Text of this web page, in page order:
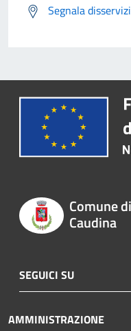
Segnala
Comune
Caudina
SEGUICI SU
AMMINISTRAZIONE